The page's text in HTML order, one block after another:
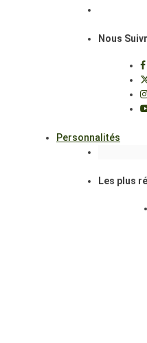
Nous
Personnalités
Les plus